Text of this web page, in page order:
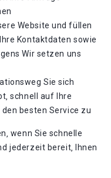
Website und füllen
Kontaktdaten sowie
Wir setzen uns
Sie sich
schnell auf Ihre
besten Service zu
wenn Sie schnelle
jederzeit bereit‚ Ihnen